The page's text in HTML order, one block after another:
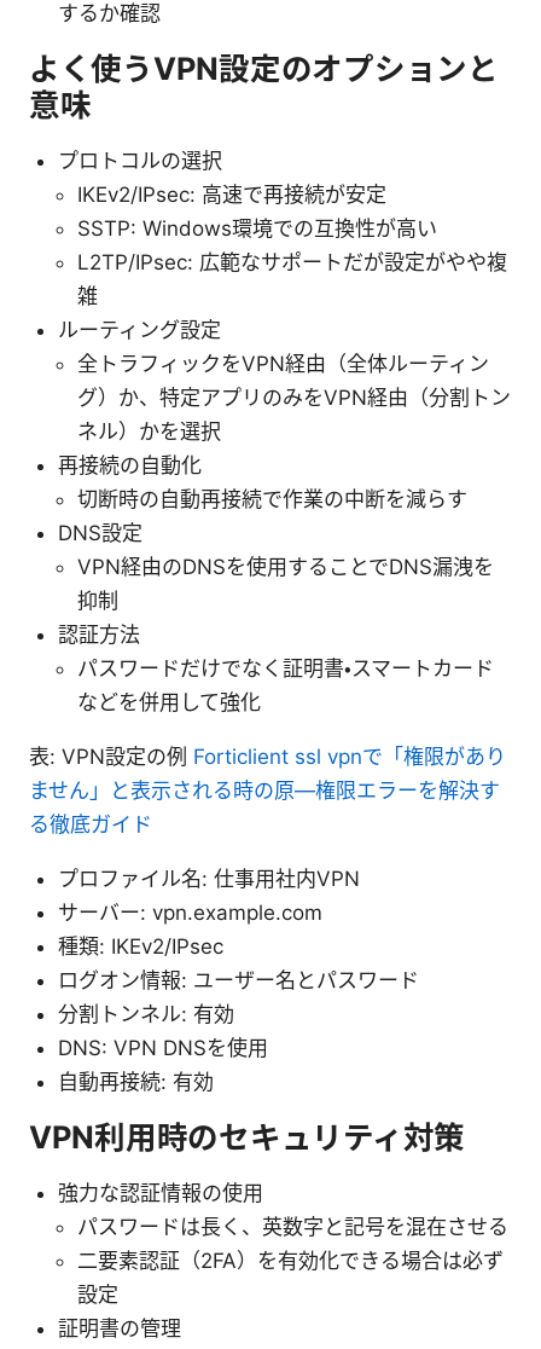
するか確認
よく使うVPN設定のオプションと
意味
プロトコルの選択
IKEv2/IPsec: 高速で再接続が安定
SSTP: Windows環境での互換性が高い
L2TP/IPsec: 広範なサポートだが設定がやや複
雑
ルーティング設定
全トラフィックをVPN経由（全体ルーティン
グ）か、特定アプリのみをVPN経由（分割トン
ネル）かを選択
再接続の自動化
切断時の自動再接続で作業の中断を減らす
DNS設定
VPN経由のDNSを使用することでDNS漏洩を
抑制
認証方法
パスワードだけでなく証明書・スマートカード
などを併用して強化
表: VPN設定の例 Forticlient ssl vpnで「権限があり
ません」と表示される時の原—権限エラーを解決す
る徹底ガイド
プロファイル名: 仕事用社内VPN
サーバー: vpn.example.com
種類: IKEv2/IPsec
ログオン情報: ユーザー名とパスワード
分割トンネル: 有効
DNS: VPN DNSを使用
自動再接続: 有効
VPN利用時のセキュリティ対策
強力な認証情報の使用
パスワードは長く、英数字と記号を混在させる
二要素認証（2FA）を有効化できる場合は必ず
設定
証明書の管理